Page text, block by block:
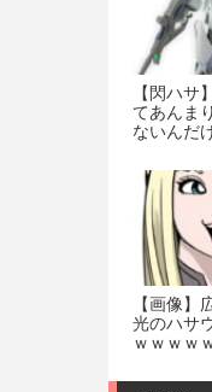
【閃ハサ
てあんま
ないんだ
【画像】
光のハサ
ｗｗｗｗ